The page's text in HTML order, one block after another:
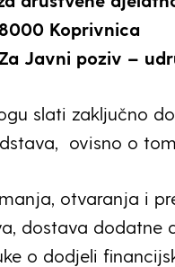
Koprivnica
Javni poziv –
slati zaključno do
ovisno o
otvaranja i
dostava dodatne
o dodjeli